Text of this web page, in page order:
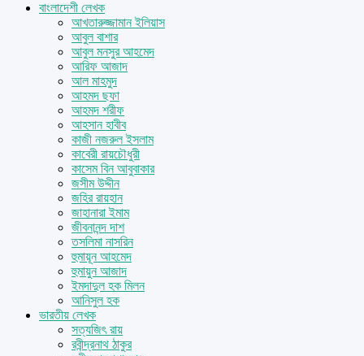
বাংলাদেশী লেখক
আখতারুজ্জামান ইলিয়াস
আবুল বাশার
আবুল মনসুর আহমেদ
আরিফ আজাদ
আল মাহমুদ
আহমদ ছফা
আহমদ শরীফ
আহসান হাবীব
কাজী নজরুল ইসলাম
কাবেরী রায়চৌধুরী
কাসেম বিন আবুবাকার
জসীম উদ্দীন
জহির রায়হান
জাহানারা ইমাম
জীবনানন্দ দাশ
তসলিমা নাসরিন
হুমায়ূন আহমেদ
হুমায়ুন আজাদ
ইমদাদুল হক মিলন
আনিসুল হক
ভারতীয় লেখক
সত্যজিৎ রায়
রবীন্দ্রনাথ ঠাকুর